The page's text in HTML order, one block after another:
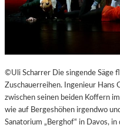
©Uli Scharrer Die singende Säge
Zuschauerreihen. Ingenieur Hans
zwischen seinen beiden Koffern
wie auf Bergeshöhen irgendwo
Sanatorium „Berghof“ in Davos,